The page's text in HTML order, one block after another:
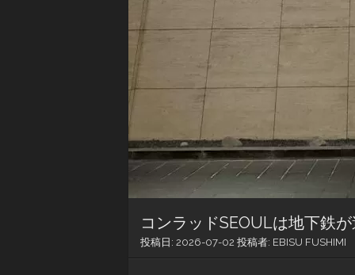
コンラッドSEOULは地下鉄
投稿日: 2026-07-02 投稿者: EBISU FUSHIMI